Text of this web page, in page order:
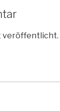
veröffentlicht.